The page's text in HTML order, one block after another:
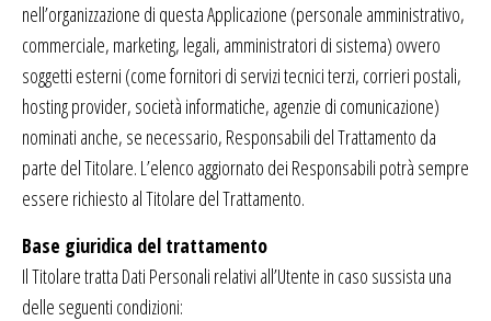
nell’organizzazione di questa Applicazione (personale amministrativo,
commerciale, marketing, legali, amministratori di sistema) ovvero
soggetti esterni (come fornitori di servizi tecnici terzi, corrieri postali,
hosting provider, società informatiche, agenzie di comunicazione)
nominati anche, se necessario, Responsabili del Trattamento da
parte del Titolare. L’elenco aggiornato dei Responsabili potrà sempre
essere richiesto al Titolare del Trattamento.
Base giuridica del trattamento
Il Titolare tratta Dati Personali relativi all’Utente in caso sussista una
delle seguenti condizioni: